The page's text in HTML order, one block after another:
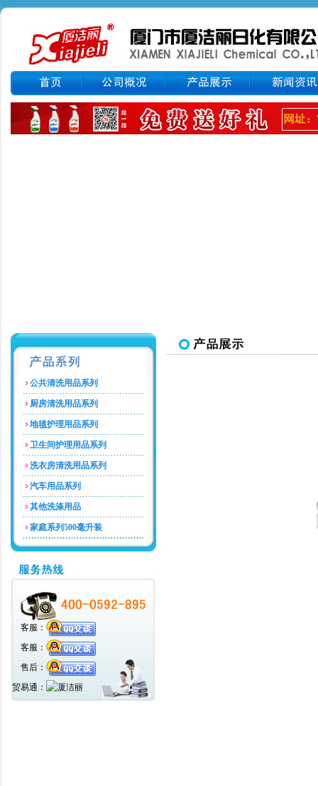
公共清洗用品系列
厨房清洗用品系列
地毯护理用品系列
卫生间护理用品系列
洗衣房清洗用品系列
汽车用品系列
其他洗涤用品
家庭系列500毫升装
客服：
客服：
售后：
贸易通：